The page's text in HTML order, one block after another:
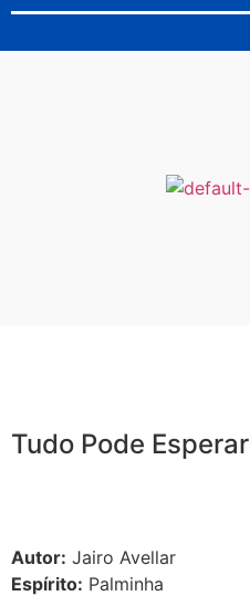
Tudo Pode Esperar
Autor: Jairo Avellar
Espírito: Palminha